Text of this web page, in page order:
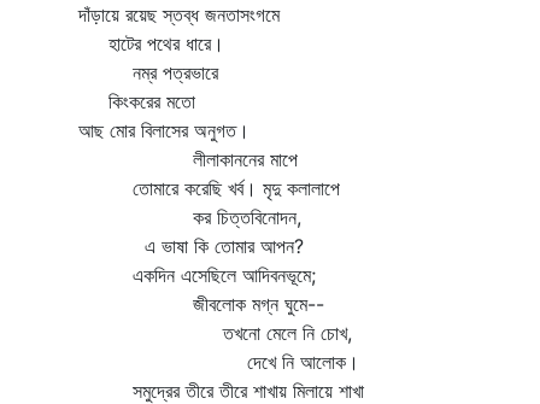
দাঁড়ায়ে রয়েছ স্তব্ধ জনতাসংগমে
হাটের পথের ধারে।
নম্র পত্রভারে
কিংকরের মতো
আছ মোর বিলাসের অনুগত।
লীলাকাননের মাপে
তোমারে করেছি খর্ব। মৃদু কলালাপে
কর চিত্তবিনোদন,
এ ভাষা কি তোমার আপন?
একদিন এসেছিলে আদিবনভূমে;
জীবলোক মগ্ন ঘুমে--
তখনো মেলে নি চোখ,
দেখে নি আলোক।
সমুদ্রের তীরে তীরে শাখায় মিলায়ে শাখা